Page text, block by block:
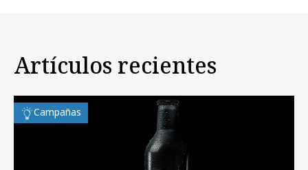
Artículos recientes
Campañas